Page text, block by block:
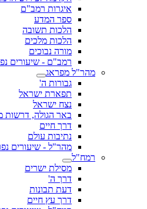
איגרות רמב"ם
ספר המדע
הלכות תשובה
הלכות מלכים
מורה נבוכים
רמב"ם - שיעורים
מהר"ל מפראג
גבורות ה'
תפארת ישראל
נצח ישראל
באר הגולה, דרשות
דרך חיים
נתיבות עולם
מהר"ל - שיעורים
רמח"ל
מסילת ישרים
דרך ה'
דעת תבונות
דרך עץ חיים